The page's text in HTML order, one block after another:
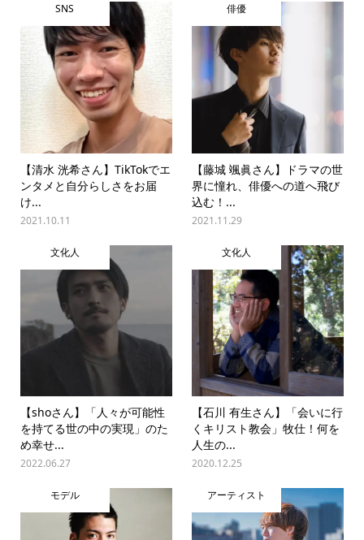
SNS
【清水 洸希さん】TikTokでエ
ンタメと自分らしさをお届
け...
2021.10.11
俳優
【藤城 颯眞さん】ドラマの世
界に憧れ、俳優への道へ飛び
込む！...
2021.11.29
文化人
【shoさん】「人々が可能性
を持てる世の中の実現」のた
め幸せ...
2022.06.27
文化人
【石川 有生さん】「会いに行
くキリスト教会」牧仕！何を
人生の...
2020.12.25
モデル アーティスト